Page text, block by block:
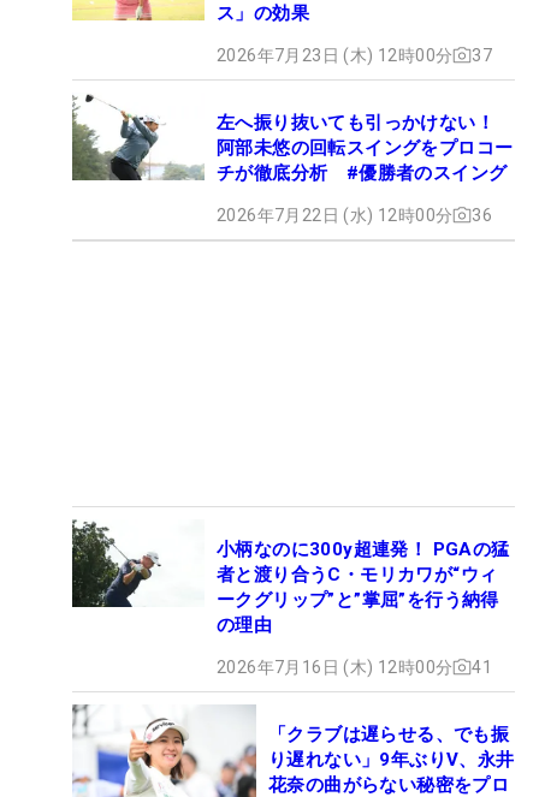
ス」の効果
2026年7月23日 (木) 12時00分 37
左へ振り抜いても引っかけない！
阿部未悠の回転スイングをプロコー
チが徹底分析 #優勝者のスイング
2026年7月22日 (水) 12時00分 36
小柄なのに300y超連発！ PGAの猛
者と渡り合うC・モリカワが“ウィ
ークグリップ”と”掌屈”を行う納得
の理由
2026年7月16日 (木) 12時00分 41
「クラブは遅らせる、でも振
り遅れない」9年ぶりV、永井
花奈の曲がらない秘密をプロ